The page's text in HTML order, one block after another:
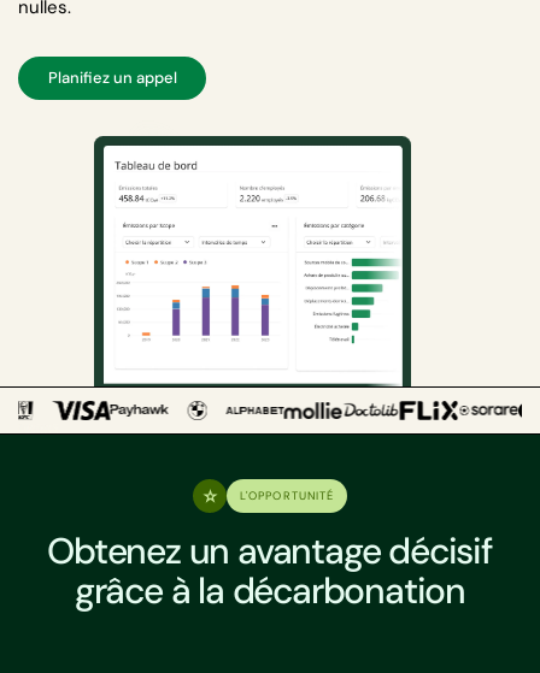
nulles.
Planifiez un appel
L'OPPORTUNITÉ
Obtenez un avantage décisif
grâce à la décarbonation